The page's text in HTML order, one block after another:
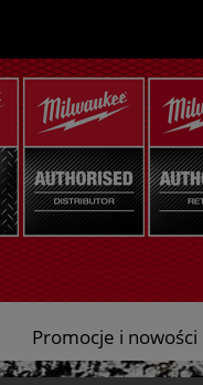
Promocje i nowości